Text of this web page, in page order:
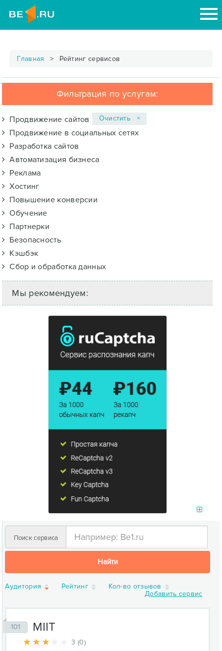
Главная Рейтинг сервисов
Фильтрация по услугам:
Продвижение сайтов
Продвижение в социальных сетях
Разработка сайтов
Автоматизация бизнеса
Реклама
Хостинг
Повышение конверсии
Обучение
Партнерки
Безопасность
Кэшбэк
Сбор и обработка данных
Очистить ×
Мы рекомендуем:
Поиск сервиса
Найти
Аудитория Рейтинг
Кол-во отзывов
Добавить сервис
101 MIIT
3 (0)